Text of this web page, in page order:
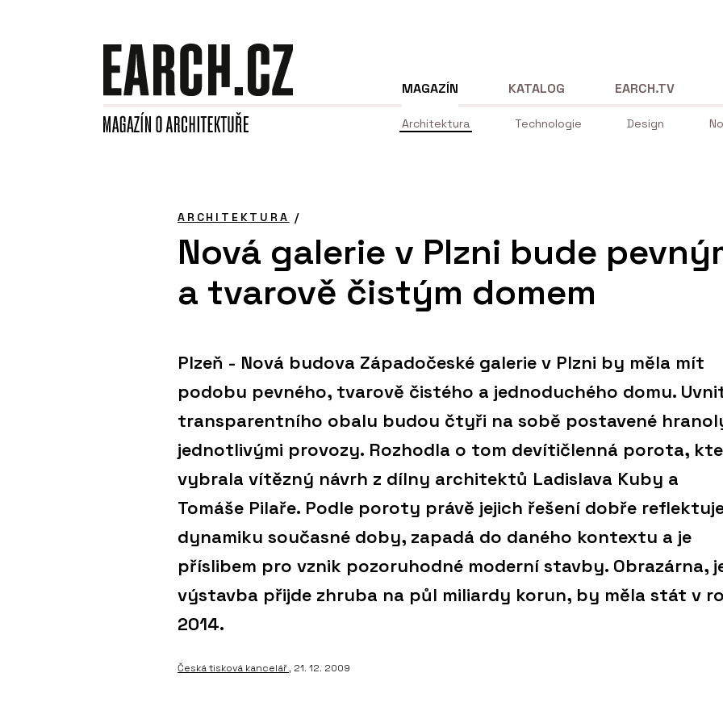
MAGAZÍN
Architektura Technologie Design
KATALOG EARCH.TV
ARCHITEKTURA /
Nová galerie v Plzni bude
a tvarově čistým domem
Plzeň - Nová budova Západočeské galerie v Plzni by měla mít
podobu pevného, tvarově čistého a jednoduchého domu.
transparentního obalu budou čtyři na sobě postavené
jednotlivými provozy. Rozhodla o tom devítičlenná porota,
vybrala vítězný návrh z dílny architektů Ladislava Kuby a
Tomáše Pilaře. Podle poroty právě jejich řešení dobře
dynamiku současné doby, zapadá do daného kontextu a je
příslibem pro vznik pozoruhodné moderní stavby. Obrazárna,
výstavba přijde zhruba na půl miliardy korun, by měla stát v
2014.
Česká tisková kancelář, 21. 12. 2009